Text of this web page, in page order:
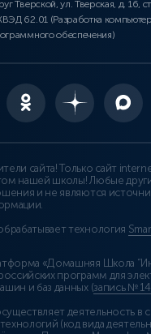
Тверской, ул. Тверская, д. 16,
62.01 (Разработка
обеспечения)
сайта! Только сайт
нашей школы! Любые
и не являются
технология
«Домашняя Школа
программ для
и баз данных (запись №
деятельность в
(код вида